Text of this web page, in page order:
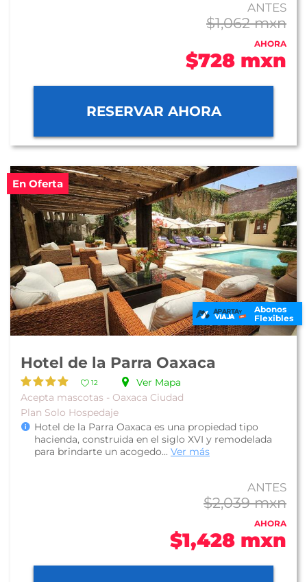
ANTES
$1,062 mxn
AHORA
$728 mxn
RESERVAR AHORA
En Oferta
Abonos
Flexibles
Hotel de la Parra Oaxaca
12
Ver Mapa
Acepta mascotas - Oaxaca Ciudad
Plan Solo Hospedaje
Hotel de la Parra Oaxaca es una propiedad tipo
hacienda, construida en el siglo XVI y remodelada
para brindarte un acogedo... Ver más
ANTES
$2,039 mxn
AHORA
$1,428 mxn